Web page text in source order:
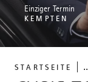
STARTSEITE
Einziger Termin
KEMPTEN